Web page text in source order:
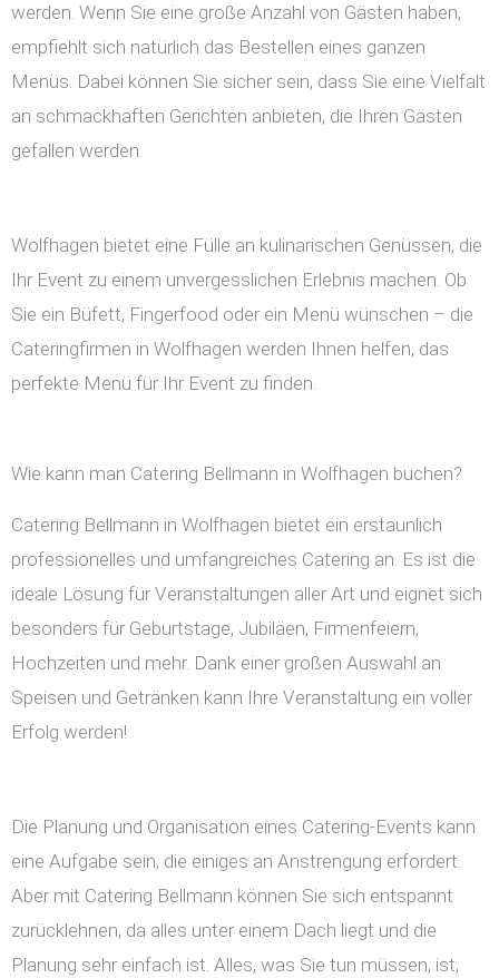
werden. Wenn Sie eine große Anzahl von Gästen haben,
empfiehlt sich natürlich das Bestellen eines ganzen
Menüs. Dabei können Sie sicher sein, dass Sie eine Vielfalt
an schmackhaften Gerichten anbieten, die Ihren Gästen
gefallen werden.
Wolfhagen bietet eine Fülle an kulinarischen Genüssen, die
Ihr Event zu einem unvergesslichen Erlebnis machen. Ob
Sie ein Büfett, Fingerfood oder ein Menü wünschen – die
Cateringfirmen in Wolfhagen werden Ihnen helfen, das
perfekte Menü für Ihr Event zu finden.
Wie kann man Catering Bellmann in Wolfhagen buchen?
Catering Bellmann in Wolfhagen bietet ein erstaunlich
professionelles und umfangreiches Catering an. Es ist die
ideale Lösung für Veranstaltungen aller Art und eignet sich
besonders für Geburtstage, Jubiläen, Firmenfeiern,
Hochzeiten und mehr. Dank einer großen Auswahl an
Speisen und Getränken kann Ihre Veranstaltung ein voller
Erfolg werden!
Die Planung und Organisation eines Catering-Events kann
eine Aufgabe sein, die einiges an Anstrengung erfordert.
Aber mit Catering Bellmann können Sie sich entspannt
zurücklehnen, da alles unter einem Dach liegt und die
Planung sehr einfach ist. Alles, was Sie tun müssen, ist,